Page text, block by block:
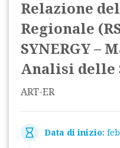
Relazione
Regionale
SYNERGY –
Analisi delle
ART-ER
Data di inizio: